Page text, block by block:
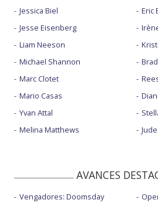
Jessica Biel
Jesse Eisenberg
Liam Neeson
Michael Shannon
Marc Clotet
Mario Casas
Yvan Attal
Melina Matthews
Eric
AVANCES
Vengadores: Doomsday